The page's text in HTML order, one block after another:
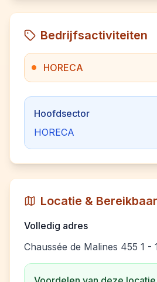
Bedrijfsactiviteiten
HORECA
Hoofdsector
HORECA
Locatie &
Volledig adres
Chaussée de Malines 455 1 -